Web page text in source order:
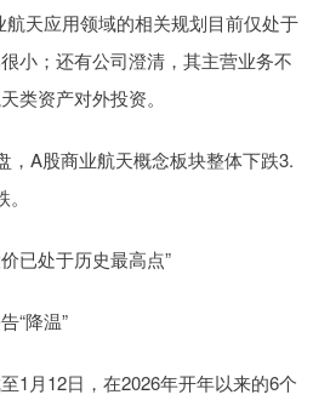
航天应用领域的相关规划目前仅处于
小；还有公司澄清，其主营业务不
类资产对外投资。
A股商业航天概念板块整体下跌3.
已处于历史最高点”
“降温”
月12日，在2026年开年以来的6个